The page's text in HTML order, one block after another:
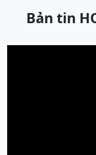
Bản tin